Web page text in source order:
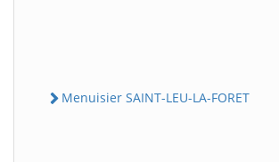
Menuisier SAINT-LEU-LA-FORET